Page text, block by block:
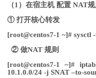
（1）在宿主机 配置 NAT规
① 打开核心转发
[root@centos7-1 ~]# sysctl
② 做NAT 规则
[root@centos7-1 ~]#
10.1.0.0/24 -j SNAT –to-